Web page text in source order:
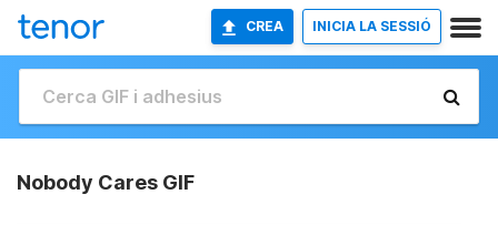
CREA INICIA LA SESSIÓ
Nobody Cares GIF